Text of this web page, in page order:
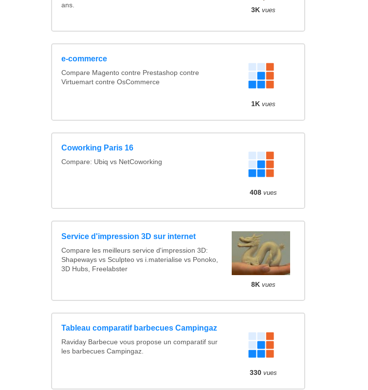
ans.
3K vues
e-commerce
Compare Magento contre Prestashop contre
Virtuemart contre OsCommerce
1K vues
Coworking Paris 16
Compare: Ubiq vs NetCoworking
408 vues
Service d'impression 3D sur internet
Compare les meilleurs service d'impression 3D:
Shapeways vs Sculpteo vs i.materialise vs Ponoko,
3D Hubs, Freelabster
8K vues
Tableau comparatif barbecues Campingaz
Raviday Barbecue vous propose un comparatif sur
les barbecues Campingaz.
330 vues